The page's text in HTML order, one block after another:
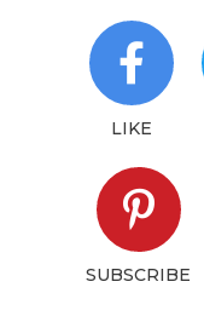
LIKE
SUBSCRIBE